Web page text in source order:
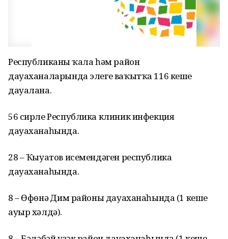
Республиканың ҡала һәм район
дауаханаларында элеге ваҡытҡа 116 кеше
дауалана.
56 сирле Республика клиник инфекция
дауаханаһында.
28 – Ҡыуатов исемендәген республика
дауаханаһында.
8 – Өфөнәң Дим районы дауаханаһында (1 кеше
ауыр хәлдә).